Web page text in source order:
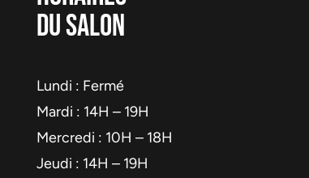
DU SALON
Lundi : Fermé
Mardi : 14H – 19H
Mercredi : 10H – 18H
Jeudi : 14H – 19H